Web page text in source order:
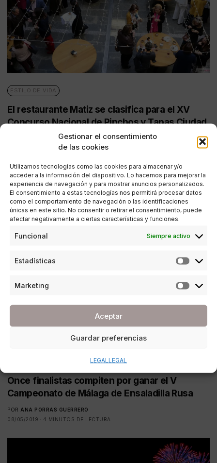
Gestionar el consentimiento
de las cookies
Utilizamos tecnologías como las cookies para almacenar y/o
acceder a la información del dispositivo. Lo hacemos para mejorar la
experiencia de navegación y para mostrar anuncios personalizados.
El consentimiento a estas tecnologías nos permitirá procesar datos
como el comportamiento de navegación o las identificaciones
únicas en este sitio. No consentir o retirar el consentimiento, puede
afectar negativamente a ciertas características y funciones.
Funcional Siempre activo
Estadísticas
Marketing
Aceptar
Guardar preferencias
LEGAL LEGAL
ESTILO DE VIDA
El restaurante Matiz se clasifica para el XV
Concurso Nacional de Pinchos y Tapas Ciudad
de Valladolid
PABLO NAVARRETE
Once finalistas compiten por ganar el V
Campeonato de Málaga de Ensaladilla Rusa
POR ANA PORRAS GUERRERO
08/05/2019
4 MINUTOS DE LECTURA